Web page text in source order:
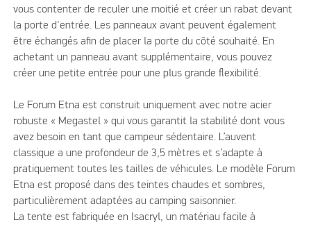
vous contenter de reculer une moitié et créer un rabat devant
la porte d'entrée. Les panneaux avant peuvent également
être échangés afin de placer la porte du côté souhaité. En
achetant un panneau avant supplémentaire, vous pouvez
créer une petite entrée pour une plus grande flexibilité.
Le Forum Etna est construit uniquement avec notre acier
robuste « Megastel » qui vous garantit la stabilité dont vous
avez besoin en tant que campeur sédentaire. L’auvent
classique a une profondeur de 3,5 mètres et s’adapte à
pratiquement toutes les tailles de véhicules. Le modèle Forum
Etna est proposé dans des teintes chaudes et sombres,
particulièrement adaptées au camping saisonnier.
La tente est fabriquée en Isacryl, un matériau facile à